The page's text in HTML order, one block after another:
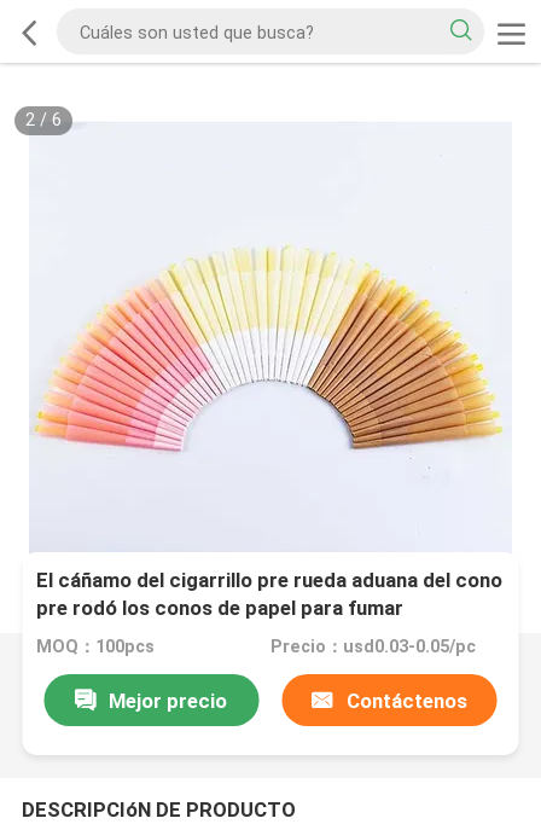
2/ 6
El cáñamo del cigarrillo pre rueda aduana del cono
pre rodó los conos de papel para fumar
MOQ：100pcs Precio：usd0.03-0.05/pc
Mejor precio Contáctenos
DESCRIPCIóN DE PRODUCTO